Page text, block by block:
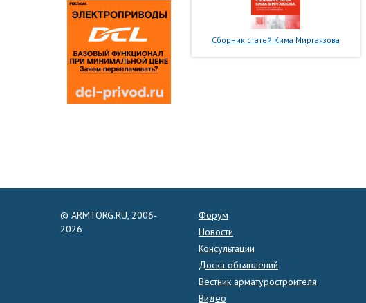
Сборник статей Кима Миргаязова
© ARMTORG.RU, 2006-
2026
Форум
Новости
Консультации
Доска объявлений
Вестник арматуростроителя
Видео